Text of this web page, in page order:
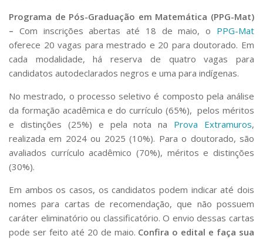
Programa de Pós-Graduação em Matemática (PPG-Mat)
– Com inscrições abertas até 18 de maio, o PPG-Mat
oferece 20 vagas para mestrado e 20 para doutorado. Em
cada modalidade, há reserva de quatro vagas para
candidatos autodeclarados negros e uma para indígenas.
No mestrado, o processo seletivo é composto pela análise
da formação acadêmica e do currículo (65%), pelos méritos
e distinções (25%) e pela nota na Prova Extramuros,
realizada em 2024 ou 2025 (10%). Para o doutorado, são
avaliados currículo acadêmico (70%), méritos e distinções
(30%).
Em ambos os casos, os candidatos podem indicar até dois
nomes para cartas de recomendação, que não possuem
caráter eliminatório ou classificatório. O envio dessas cartas
pode ser feito até 20 de maio. Confira o edital e faça sua